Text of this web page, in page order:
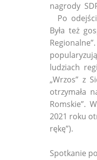
nagrody
Po
Była też
ludziach
„Wrzos” z
otrzymała
Romskie”.
2021 roku
rękę”).
Spotkanie